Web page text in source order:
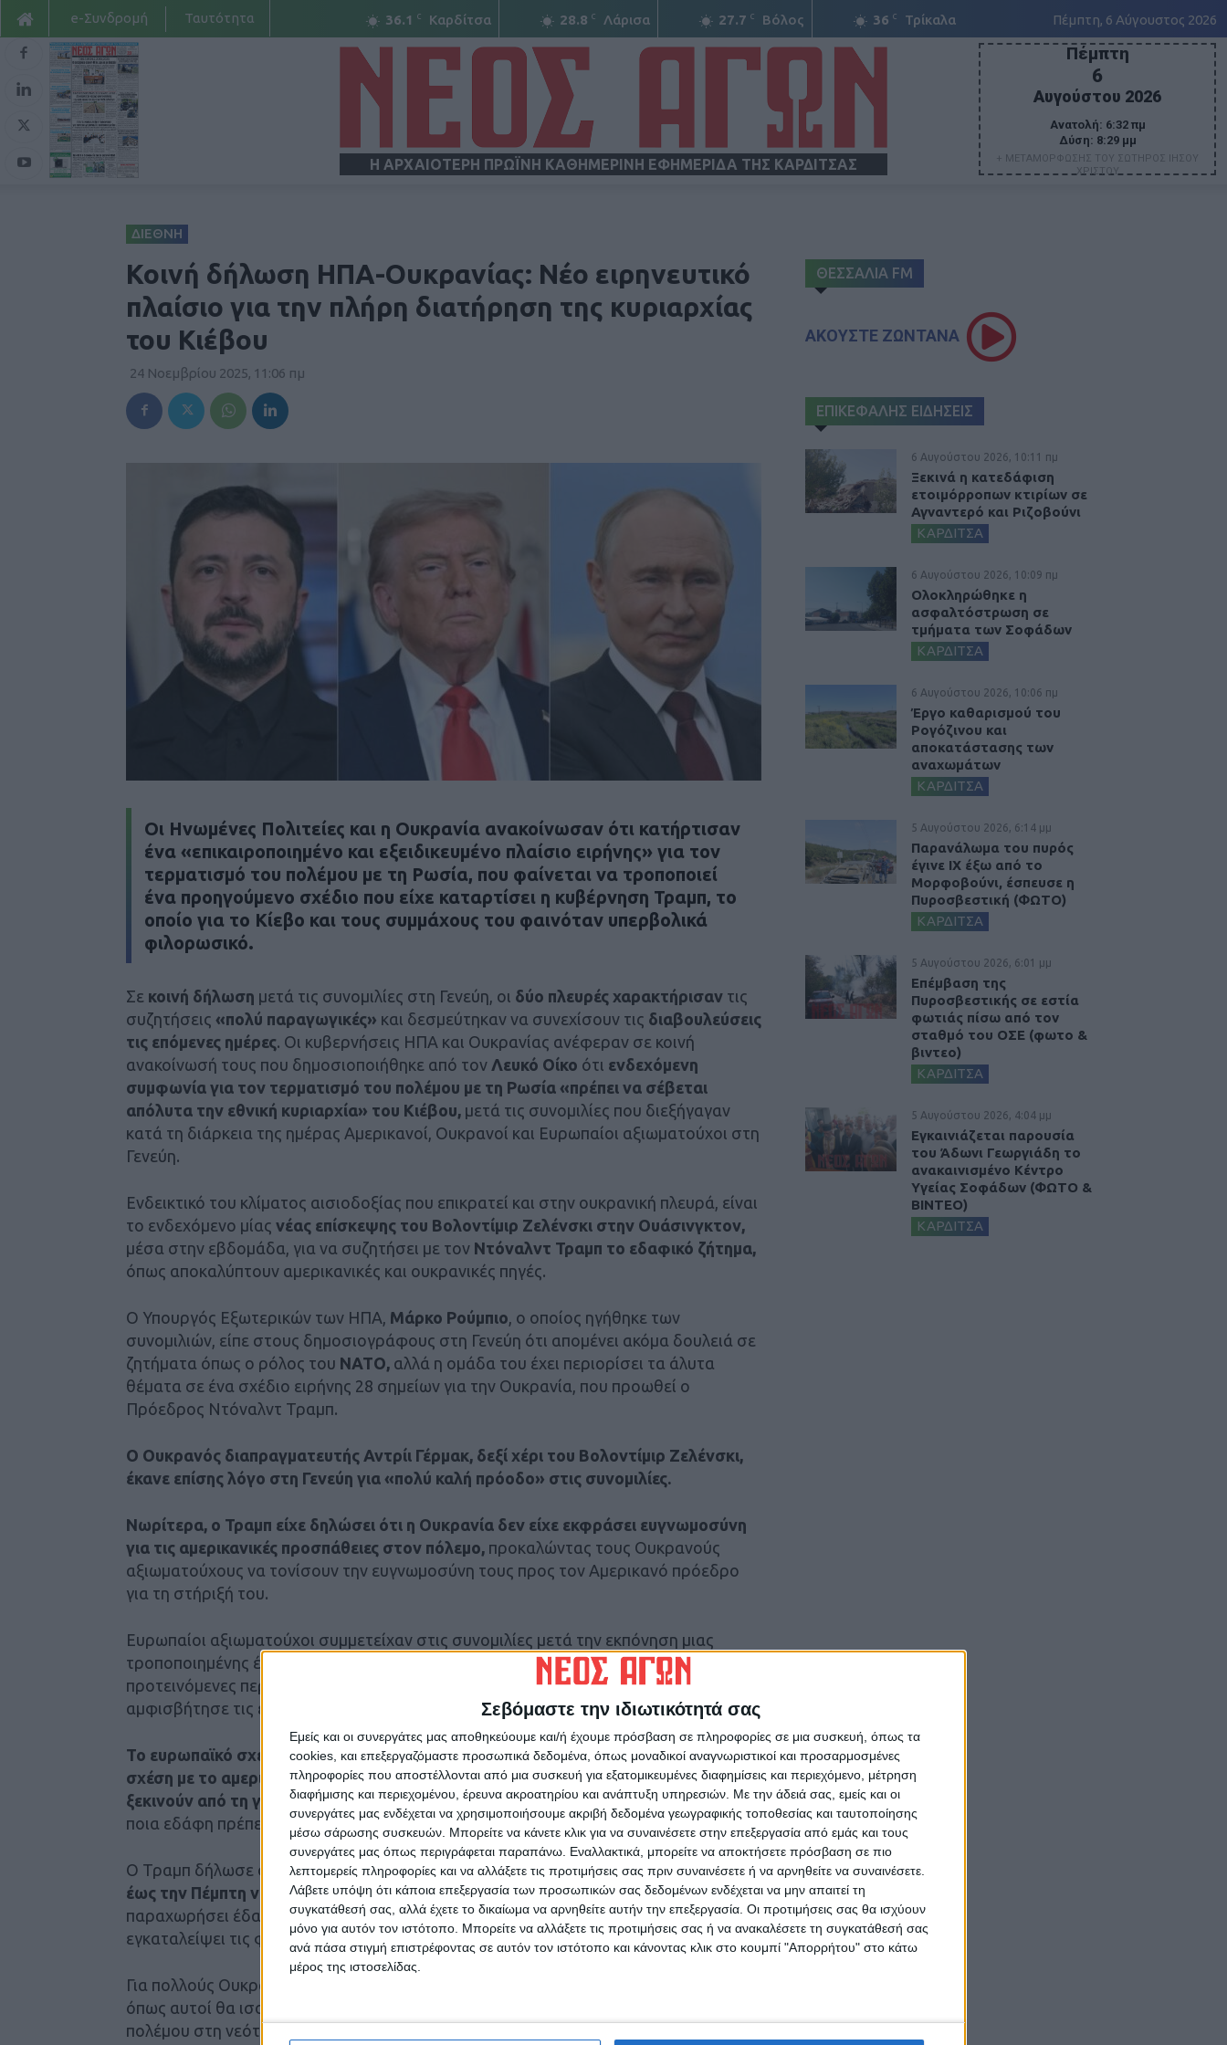
Σεβόμαστε την ιδιωτικότητά σας
Εμείς και οι συνεργάτες μας αποθηκεύουμε και/ή έχουμε πρόσβαση σε πληροφορίες σε μια συσκευή, όπως τα
cookies, και επεξεργαζόμαστε προσωπικά δεδομένα, όπως μοναδικοί αναγνωριστικοί και προσαρμοσμένες
πληροφορίες που αποστέλλονται από μια συσκευή για εξατομικευμένες διαφημίσεις και περιεχόμενο, μέτρηση
διαφήμισης και περιεχομένου, έρευνα ακροατηρίου και ανάπτυξη υπηρεσιών. Με την άδειά σας, εμείς και οι
συνεργάτες μας ενδέχεται να χρησιμοποιήσουμε ακριβή δεδομένα γεωγραφικής τοποθεσίας και ταυτοποίησης
μέσω σάρωσης συσκευών. Μπορείτε να κάνετε κλικ για να συναινέσετε στην επεξεργασία από εμάς και τους
συνεργάτες μας όπως περιγράφεται παραπάνω. Εναλλακτικά, μπορείτε να αποκτήσετε πρόσβαση σε πιο
λεπτομερείς πληροφορίες και να αλλάξετε τις προτιμήσεις σας πριν συναινέσετε ή να αρνηθείτε να συναινέσετε.
Λάβετε υπόψη ότι κάποια επεξεργασία των προσωπικών σας δεδομένων ενδέχεται να μην απαιτεί τη
συγκατάθεσή σας, αλλά έχετε το δικαίωμα να αρνηθείτε αυτήν την επεξεργασία. Οι προτιμήσεις σας θα ισχύουν
μόνο για αυτόν τον ιστότοπο. Μπορείτε να αλλάξετε τις προτιμήσεις σας ή να ανακαλέσετε τη συγκατάθεσή σας
ανά πάσα στιγμή επιστρέφοντας σε αυτόν τον ιστότοπο και κάνοντας κλικ στο κουμπί "Απορρήτου" στο κάτω
μέρος της ιστοσελίδας.
36.1 C Καρδίτσα 28.8 C Λάρισα 27.7 C Βόλος 36 C Τρίκαλα Πέμπτη, 6 Αύγουστος 2026
e-Συνδρομή Ταυτότητα
Η ΑΡΧΑΙΟΤΕΡΗ ΠΡΩΪΝΗ ΚΑΘΗΜΕΡΙΝΗ ΕΦΗΜΕΡΙΔΑ ΤΗΣ ΚΑΡΔΙΤΣΑΣ
Πέμπτη
6
Αυγούστου 2026
Ανατολή: 6:32 πμ
Δύση: 8:29 μμ
+ ΜΕΤΑΜΟΡΦΩΣΗΣ ΤΟΥ ΣΩΤΗΡΟΣ ΙΗΣΟΥ
ΧΡΙΣΤΟΥ
ΔΙΕΘΝΗ
Κοινή δήλωση ΗΠΑ-Ουκρανίας: Νέο ειρηνευτικό
πλαίσιο για την πλήρη διατήρηση της κυριαρχίας
του Κιέβου
24 Νοεμβρίου 2025, 11:06 πμ
Οι Ηνωμένες Πολιτείες και η Ουκρανία ανακοίνωσαν ότι κατήρτισαν
ένα «επικαιροποιημένο και εξειδικευμένο πλαίσιο ειρήνης» για τον
τερματισμό του πολέμου με τη Ρωσία, που φαίνεται να τροποποιεί
ένα προηγούμενο σχέδιο που είχε καταρτίσει η κυβέρνηση Τραμπ, το
οποίο για το Κίεβο και τους συμμάχους του φαινόταν υπερβολικά
φιλορωσικό.
Σε κοινή δήλωση μετά τις συνομιλίες στη Γενεύη, οι δύο πλευρές χαρακτήρισαν τις
συζητήσεις «πολύ παραγωγικές» και δεσμεύτηκαν να συνεχίσουν τις διαβουλεύσεις
τις επόμενες ημέρες. Οι κυβερνήσεις ΗΠΑ και Ουκρανίας ανέφεραν σε κοινή
ανακοίνωσή τους που δημοσιοποιήθηκε από τον Λευκό Οίκο ότι ενδεχόμενη
συμφωνία για τον τερματισμό του πολέμου με τη Ρωσία «πρέπει να σέβεται
απόλυτα την εθνική κυριαρχία» του Κιέβου, μετά τις συνομιλίες που διεξήγαγαν
κατά τη διάρκεια της ημέρας Αμερικανοί, Ουκρανοί και Ευρωπαίοι αξιωματούχοι στη
Γενεύη.
Ενδεικτικό του κλίματος αισιοδοξίας που επικρατεί και στην ουκρανική πλευρά, είναι
το ενδεχόμενο μίας νέας επίσκεψης του Βολοντίμιρ Ζελένσκι στην Ουάσινγκτον,
μέσα στην εβδομάδα, για να συζητήσει με τον Ντόναλντ Τραμπ το εδαφικό ζήτημα,
όπως αποκαλύπτουν αμερικανικές και ουκρανικές πηγές.
Ο Υπουργός Εξωτερικών των ΗΠΑ, Μάρκο Ρούμπιο , ο οποίος ηγήθηκε των
συνομιλιών, είπε στους δημοσιογράφους στη Γενεύη ότι απομένει ακόμα δουλειά σε
ζητήματα όπως ο ρόλος του ΝΑΤΟ, αλλά η ομάδα του έχει περιορίσει τα άλυτα
θέματα σε ένα σχέδιο ειρήνης 28 σημείων για την Ουκρανία, που προωθεί ο
Πρόεδρος Ντόναλντ Τραμπ.
Ο Ουκρανός διαπραγματευτής Αντρίι Γέρμακ, δεξί χέρι του Βολοντίμιρ Ζελένσκι,
έκανε επίσης λόγο στη Γενεύη για «πολύ καλή πρόοδο» στις συνομιλίες.
Νωρίτερα, ο Τραμπ είχε δηλώσει ότι η Ουκρανία δεν είχε εκφράσει ευγνωμοσύνη
για τις αμερικανικές προσπάθειες στον πόλεμο, προκαλώντας τους Ουκρανούς
αξιωματούχους να τονίσουν την ευγνωμοσύνη τους προς τον Αμερικανό πρόεδρο
για τη στήριξή του.
Ευρωπαίοι αξιωματούχοι συμμετείχαν στις συνομιλίες μετά την εκπόνηση μιας
τροποποιημένης έκδοσης του αμερικανικού σχεδίου, που αντέτεινε στις
προτεινόμενες περιοριστικές ρυθμίσεις για τις ουκρανικές ένοπλες δυνάμεις και
αμφισβήτησε τις εδαφικές παραχωρήσεις.
Το ευρωπαϊκό σχέδιο προτείνει ότι η Ουκρανία θα διαθέτει μεγαλύτερο στρατό σε
σχέση με το αμερικανικό σχέδιο και ότι οι συνομιλίες για ανταλλαγές εδαφών θα
ξεκινούν από τη γραμμή του μετώπουαντί από μια προκαθορισμένη άποψη για το
ποια εδάφη πρέπει να θεωρούνται ρωσικά.
Ο Τραμπ δήλωσε ότι ο Ουκρανός Πρόεδρος Βολοντίμιρ Ζελένσκι έχει περιθώριο
έως την Πέμπτη να εγκρίνει το σχέδιο, το οποίο καλεί την Ουκρανία να
παραχωρήσει έδαφος, να αποδεχθεί περιορισμούς στον στρατό της και να
εγκαταλείψει τις φιλοδοξίες ένταξης στο ΝΑΤΟ.
Για πολλούς Ουκρανούς, συμπεριλαμβανομένων των στρατιωτών στο μέτωπο, όροι
όπως αυτοί θα ισοδυναμούσαν με παράδοση μετά από σχεδόν τέσσερα χρόνια
πολέμου στη νεότερη ιστορία της Ευρώπης.
ΘΕΣΣΑΛΙΑ FM
ΑΚΟΥΣΤΕ ΖΩΝΤΑΝΑ
ΕΠΙΚΕΦΑΛΗΣ ΕΙΔΗΣΕΙΣ
6 Αυγούστου 2026, 10:11 πμ
Ξεκινά η κατεδάφιση
ετοιμόρροπων κτιρίων σε
Αγναντερό και Ριζοβούνι
ΚΑΡΔΙΤΣΑ
6 Αυγούστου 2026, 10:09 πμ
Ολοκληρώθηκε η
ασφαλτόστρωση σε
τμήματα των Σοφάδων
ΚΑΡΔΙΤΣΑ
6 Αυγούστου 2026, 10:06 πμ
Έργο καθαρισμού του
Ρογόζινου και
αποκατάστασης των
αναχωμάτων
ΚΑΡΔΙΤΣΑ
5 Αυγούστου 2026, 6:14 μμ
Παρανάλωμα του πυρός
έγινε ΙΧ έξω από το
Μορφοβούνι, έσπευσε η
Πυροσβεστική (ΦΩΤΟ)
ΚΑΡΔΙΤΣΑ
5 Αυγούστου 2026, 6:01 μμ
Επέμβαση της
Πυροσβεστικής σε εστία
φωτιάς πίσω από τον
σταθμό του ΟΣΕ (φωτο &
βιντεο)
ΚΑΡΔΙΤΣΑ
5 Αυγούστου 2026, 4:04 μμ
Εγκαινιάζεται παρουσία
του Άδωνι Γεωργιάδη το
ανακαινισμένο Κέντρο
Υγείας Σοφάδων (ΦΩΤΟ &
ΒΙΝΤΕΟ)
ΚΑΡΔΙΤΣΑ